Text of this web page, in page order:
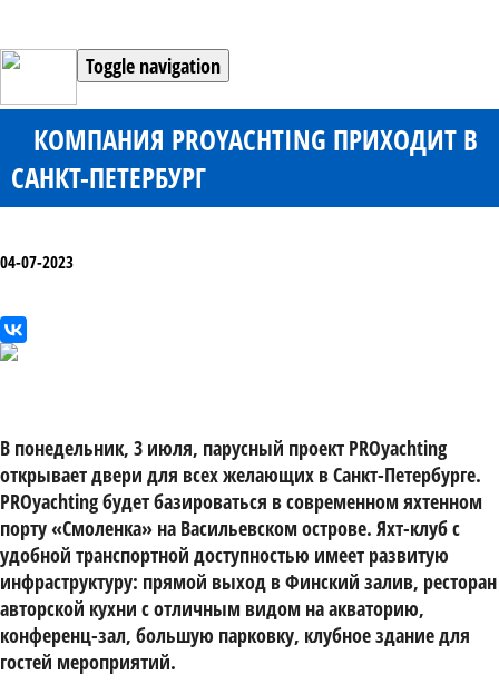
Toggle navigation
КОМПАНИЯ PROYACHTING ПРИХОДИТ В
САНКТ-ПЕТЕРБУРГ
04-07-2023
В понедельник, 3 июля, парусный проект PROyachting
открывает двери для всех желающих в Санкт-Петербурге.
PROyachtingбудет базироваться в современном яхтенном
порту «Смоленка» на Васильевском острове. Яхт-клуб с
удобной транспортной доступностью имеет развитую
инфраструктуру: прямой выход в Финский залив, ресторан
авторской кухни с отличным видом на акваторию,
конференц-зал, большую парковку, клубное здание для
гостей мероприятий.